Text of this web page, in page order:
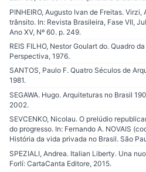
PINHEIRO, Augusto Ivan de Freitas.
trânsito. In: Revista Brasileira, Fase VII,
Ano XV, Nº 60. p. 249.
REIS FILHO, Nestor Goulart do. Quadro
Perspectiva, 1976.
SANTOS, Paulo F. Quatro Séculos de
1981.
SEGAWA. Hugo. Arquiteturas no Brasil
2002.
SEVCENKO, Nicolau. O prelúdio
do progresso. In: Fernando A. NOVAIS
História da vida privada no Brasil. São
SPEZIALI, Andrea. Italian Liberty. Una
Forlí: CartaCanta Editore, 2015.